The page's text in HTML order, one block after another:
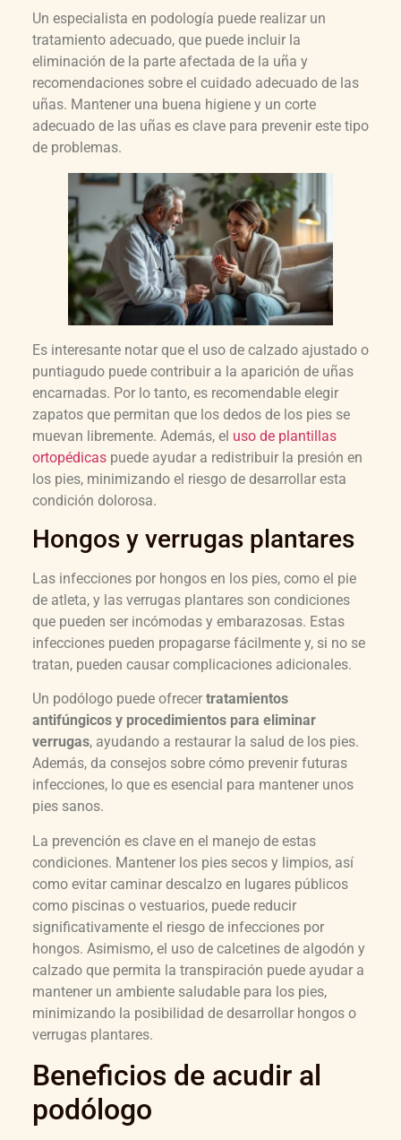
Un especialista en podología puede realizar un
tratamiento adecuado, que puede incluir la
eliminación de la parte afectada de la uña y
recomendaciones sobre el cuidado adecuado de las
uñas. Mantener una buena higiene y un corte
adecuado de las uñas es clave para prevenir este tipo
de problemas.
Es interesante notar que el uso de calzado ajustado o
puntiagudo puede contribuir a la aparición de uñas
encarnadas. Por lo tanto, es recomendable elegir
zapatos que permitan que los dedos de los pies se
muevan libremente. Además, el uso de plantillas
ortopédicaspuede ayudar a redistribuir la presión en
los pies, minimizando el riesgo de desarrollar esta
condición dolorosa.
Hongos y verrugas plantares
Las infecciones por hongos en los pies, como el pie
de atleta, y las verrugas plantares son condiciones
que pueden ser incómodas y embarazosas. Estas
infecciones pueden propagarse fácilmente y, si no se
tratan, pueden causar complicaciones adicionales.
Un podólogo puede ofrecer tratamientos
antifúngicos y procedimientos para eliminar
verrugas, ayudando a restaurar la salud de los pies.
Además, da consejos sobre cómo prevenir futuras
infecciones, lo que es esencial para mantener unos
pies sanos.
La prevención es clave en el manejo de estas
condiciones. Mantener los pies secos y limpios, así
como evitar caminar descalzo en lugares públicos
como piscinas o vestuarios, puede reducir
significativamente el riesgo de infecciones por
hongos. Asimismo, el uso de calcetines de algodón y
calzado que permita la transpiración puede ayudar a
mantener un ambiente saludable para los pies,
minimizando la posibilidad de desarrollar hongos o
verrugas plantares.
Beneficios de acudir al
podólogo